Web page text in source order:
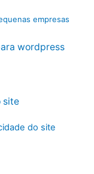
empresas
wordpress
site
do site